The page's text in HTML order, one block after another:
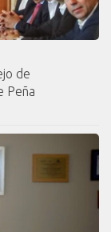
de
Peña